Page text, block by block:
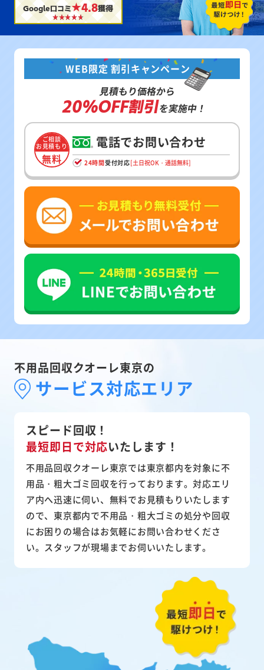
Google口コミ★4.8獲得
WEB限定 割引キャンペーン
見積もり価格から
20%OFF割引を実施中！
ご相談
お見積もり
無料
電話でお問い合わせ
24時間受付対応[土日祝OK・通話無料]
不用品回収クオーレ東京の
サービス対応エリア
スピード回収！
最短即日で対応いたします！
不用品回収クオーレ東京では東京都内を対象に不
用品・粗大ゴミ回収を行っております。対応エリ
ア内へ迅速に伺い、無料でお見積もりいたします
ので、東京都内で不用品・粗大ゴミの処分や回収
にお困りの場合はお気軽にお問い合わせくださ
い。スタッフが現場までお伺いいたします。